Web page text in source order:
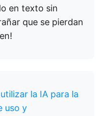
en texto sin
que se pierdan
la IA para la
uso y